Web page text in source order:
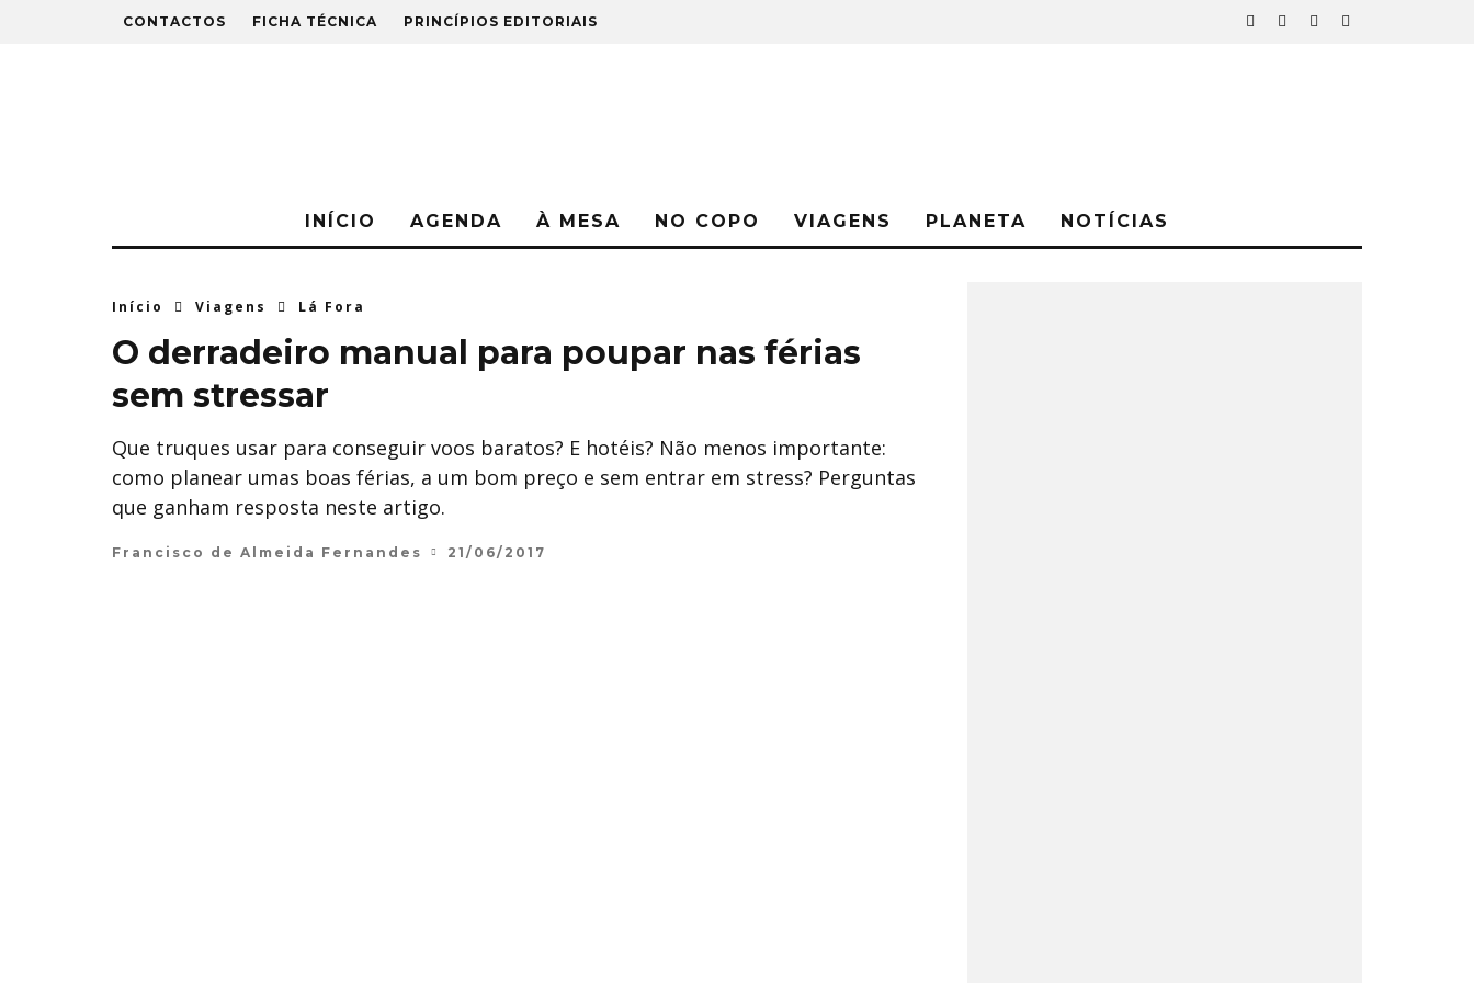
CONTACTOS FICHA TÉCNICA PRINCÍPIOS EDITORIAIS
INÍCIO AGENDA À MESA NO COPO VIAGENS PLANETA NOTÍCIAS
Início Viagens Lá Fora
O derradeiro manual para poupar nas férias
sem stressar
Que truques usar para conseguir voos baratos? E hotéis? Não menos importante:
como planear umas boas férias, a um bom preço e sem entrar em stress? Perguntas
que ganham resposta neste artigo.
Francisco de Almeida Fernandes 21/06/2017